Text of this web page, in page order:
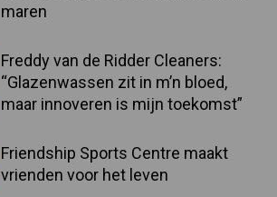
maren
Freddy van de Ridder Cleaners:
“Glazenwassen zit in m’n bloed,
maar innoveren is mijn toekomst”
Friendship Sports Centre maakt
vrienden voor het leven